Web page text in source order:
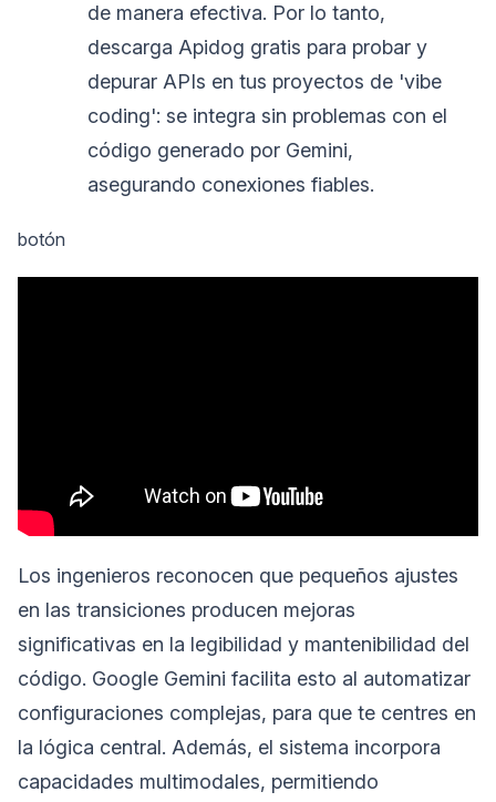
de manera efectiva. Por lo tanto,
descarga Apidog gratis para probar y
depurar APIs en tus proyectos de 'vibe
coding': se integra sin problemas con el
código generado por Gemini,
asegurando conexiones fiables.
botón
Los ingenieros reconocen que pequeños ajustes
en las transiciones producen mejoras
significativas en la legibilidad y mantenibilidad del
código. Google Gemini facilita esto al automatizar
configuraciones complejas, para que te centres en
la lógica central. Además, el sistema incorpora
capacidades multimodales, permitiendo